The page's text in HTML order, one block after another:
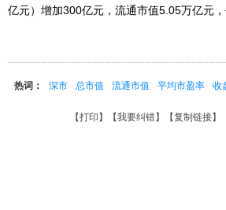
亿元）增加300亿元，流通市值5.05万亿元，
热词： 深市 总市值 流通市值 平均市盈率 收
【打印 】【我要纠错】【复制链接】